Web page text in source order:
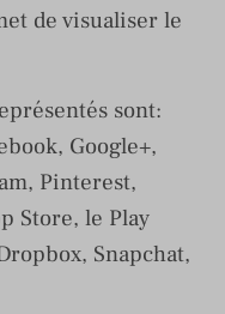
de visualiser le
sont:
Google+,
Pinterest,
Store, le Play
Snapchat,